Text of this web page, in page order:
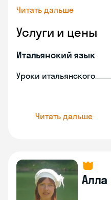
Читать дальше
Услуги и цены
Итальянский язык
Уроки итальянского
Читать дальше
Алла